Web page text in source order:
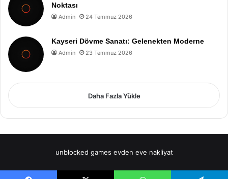
Noktası
Admin 24 Temmuz 2026
Kayseri Dövme Sanatı: Gelenekten Moderne
Admin 23 Temmuz 2026
Daha Fazla Yükle
unblocked games evden eve nakliyat